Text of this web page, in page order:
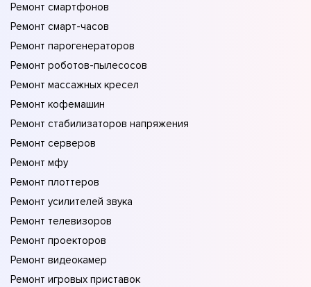
Ремонт смартфонов
Ремонт смарт-часов
Ремонт парогенераторов
Ремонт роботов-пылесосов
Ремонт массажных кресел
Ремонт кофемашин
Ремонт стабилизаторов напряжения
Ремонт серверов
Ремонт мфу
Ремонт плоттеров
Ремонт усилителей звука
Ремонт телевизоров
Ремонт проекторов
Ремонт видеокамер
Ремонт игровых приставок